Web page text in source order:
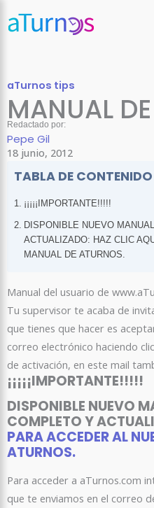
aTurnos tips
MANUAL
Redactado por:
Pepe Gil
18 junio, 2012
TABLA DE CONTENIDO
¡¡¡¡¡IMPORTANTE!!!!!
DISPONIBLE NUEVO
ACTUALIZADO: HAZ CLIC
MANUAL DE ATURNOS.
Manual del usuario de
Tu supervisor te acaba de
que tienes que hacer es
correo electrónico haciendo
de activación, en este mail
¡¡¡¡¡IMPORTANTE!!!!!
DISPONIBLE NUEVO
COMPLETO Y
PARA ACCEDER AL
ATURNOS.
Para acceder a aTurnos.com
que te enviamos en el correo